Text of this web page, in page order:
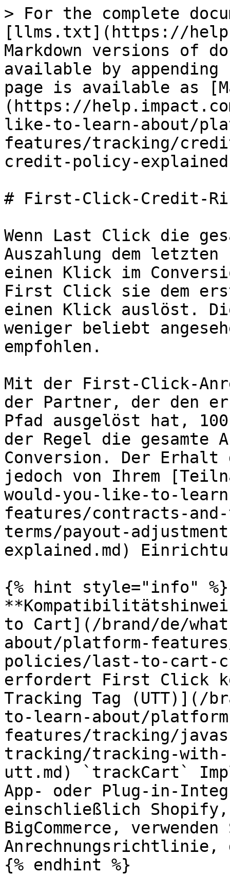
> For the complete
[llms.txt](https://
Markdown versions of
available by
page is available as
(https://
like-to-learn-about/
features/tracking/
credit-policy-
# First-Click-Credit-
Wenn Last Click die
Auszahlung dem
einen Klick im
First Click sie dem
einen Klick auslöst.
weniger beliebt
empfohlen.
Mit der First-Click-
der Partner, der den
Pfad ausgelöst hat,
der Regel die gesamte
Conversion. Der Erhalt
jedoch von Ihrem
would-you-like-to-
features/contracts-
terms/payout-
explained.md)
{% hint style="info" %}
to Cart](/brand/de/
about/platform-
policies/last-to-cart-
erfordert First Click
Tracking Tag (UTT)](/
to-learn-about/
features/tracking/
tracking/tracking-
utt.md) `trackCart`
App- oder Plug-in-
einschließlich Shopify,
BigCommerce,
{% endhint %}